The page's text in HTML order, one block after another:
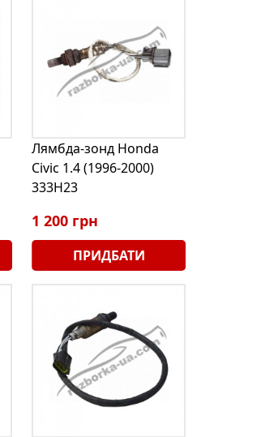
Лямбда-зонд Honda
Civic 1.4 (1996-2000)
333H23
1 200 грн
ПРИДБАТИ